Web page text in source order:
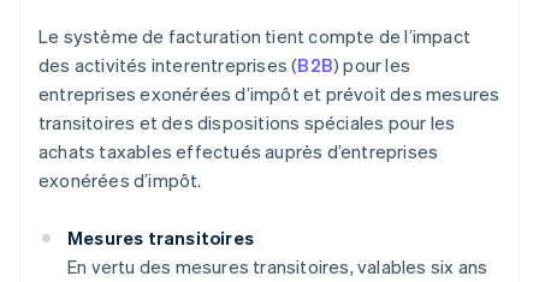
Le système de facturation tient compte de l’impact
des activités interentreprises (B2B) pour les
entreprises exonérées d’impôt et prévoit des mesures
transitoires et des dispositions spéciales pour les
achats taxables effectués auprès d’entreprises
exonérées d’impôt.
Mesures transitoires
En vertu des mesures transitoires, valables six ans